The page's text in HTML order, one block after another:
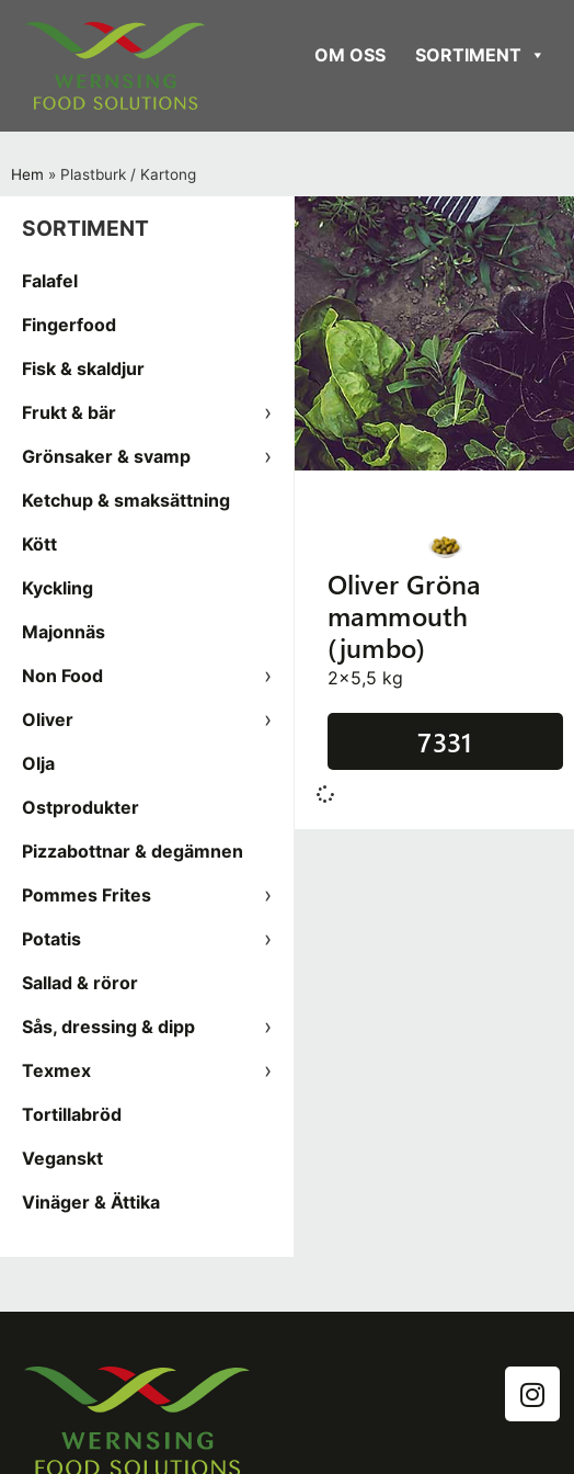
OM OSS SORTIMENT
Hem » Plastburk / Kartong
SORTIMENT
Falafel
Fingerfood
Fisk & skaldjur
Frukt & bär
Grönsaker & svamp
Ketchup & smaksättning
Kött
Kyckling
Majonnäs
Non Food
Oliver
Olja
Ostprodukter
Pizzabottnar & degämnen
Pommes Frites
Potatis
Sallad & röror
Sås, dressing & dipp
Texmex
Tortillabröd
Veganskt
Vinäger & Ättika
Oliver Gröna
mammouth
(jumbo)
2x5,5 kg
7331